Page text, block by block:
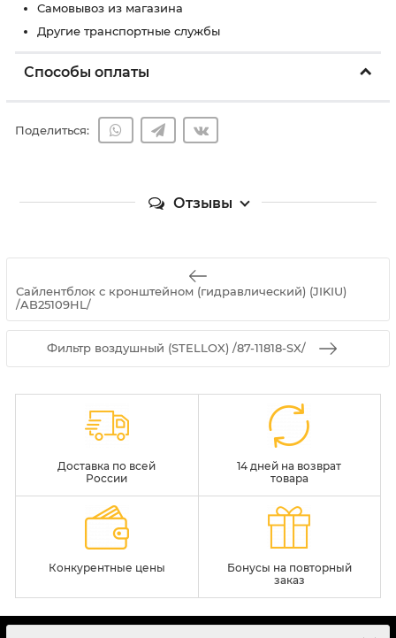
Самовывоз из магазина
Другие транспортные службы
Способы оплаты
Поделиться:
Отзывы
Сайлентблок с кронштейном (гидравлический) (JIKIU)
/AB25109HL/
Фильтр воздушный (STELLOX) /87-11818-SX/
Доставка по всей
России
14 дней на возврат
товара
Конкурентные цены
Бонусы на повторный
заказ